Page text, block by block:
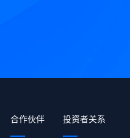
合作伙伴 投资者关系